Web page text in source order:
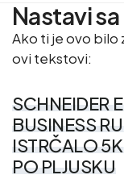
Nastavi
Ako ti je ovo bilo
ovi tekstovi:
SCHNEIDER
BUSINESS
ISTRČALO
PO PLJUSKU